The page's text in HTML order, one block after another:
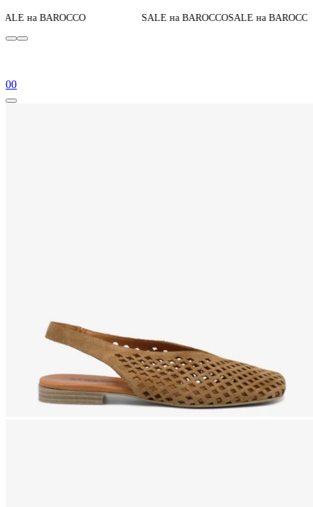
SALE на BAROCCOSALE на BAROCCOДо конца
00